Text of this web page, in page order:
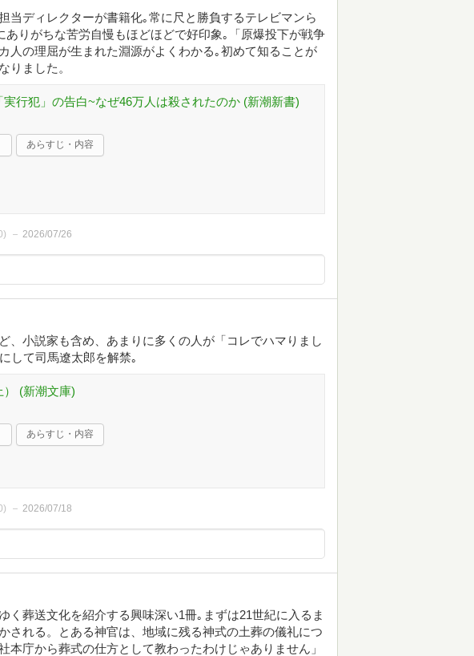
当ディレクターが書籍化｡常に尺と勝負するテレビマンら
ありがちな苦労自慢もほどほどで好印象｡「原爆投下が戦争
人の理屈が生まれた淵源がよくわかる｡初めて知ることが
りました。
実行犯」の告白~なぜ46万人は殺されたのか (新潮新書)
あらすじ・内容
) 2026/07/26
、小説家も含め、あまりに多くの人が「コレでハマりまし
して司馬遼太郎を解禁｡
(新潮文庫)
あらすじ・内容
) 2026/07/18
く葬送文化を紹介する興味深い1冊｡まずは21世紀に入るま
される。とある神官は、地域に残る神式の土葬の儀礼につ
本庁から葬式の仕方として教わったわけじゃありません」